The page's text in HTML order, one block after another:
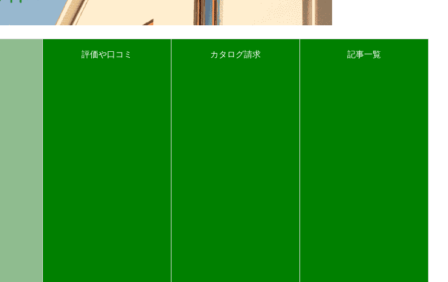
評価や口コミ カタログ請求 記事一覧